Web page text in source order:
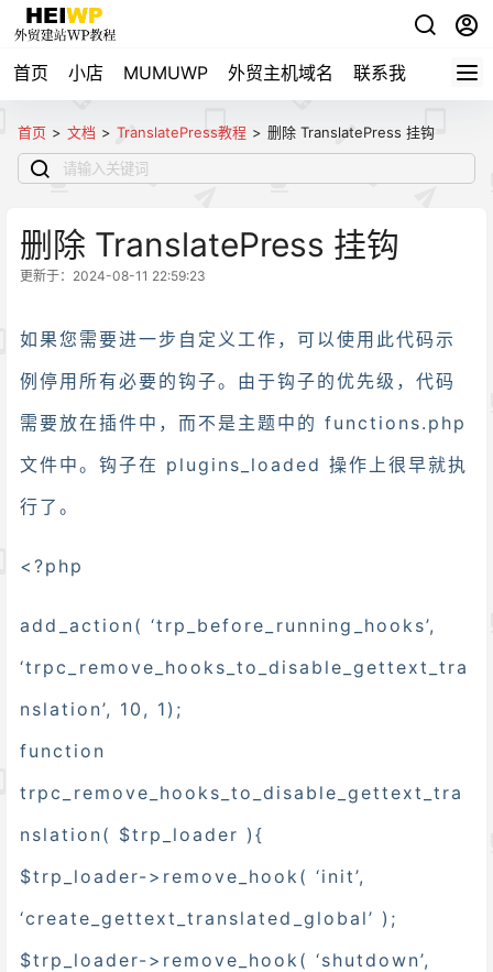
首页 小店 MUMUWP 外贸主机域名 联系我 自用导
首页 > 文档 > TranslatePress教程 > 删除 TranslatePress 挂钩
删除 TranslatePress 挂钩
更新于：2024-08-11 22:59:23
如果您需要进一步自定义工作，可以使用此代码示
例停用所有必要的钩子。由于钩子的优先级，代码
需要放在插件中，而不是主题中的 functions.php
文件中。钩子在 plugins_loaded 操作上很早就执
行了。
<?php
add_action( ‘trp_before_running_hooks’,
‘trpc_remove_hooks_to_disable_gettext_tra
nslation’, 10, 1);
function
trpc_remove_hooks_to_disable_gettext_tra
nslation( $trp_loader ){
$trp_loader->remove_hook( ‘init’,
‘create_gettext_translated_global’ );
$trp_loader->remove_hook( ‘shutdown’,